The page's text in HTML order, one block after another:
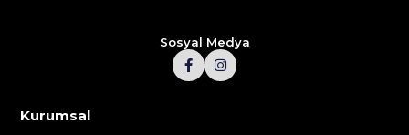
Sosyal Medya
Kurumsal